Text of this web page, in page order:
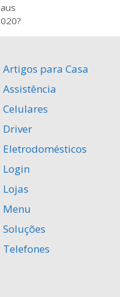
Artigos para Casa
Assistência
Celulares
Driver
Eletrodomésticos
Login
Lojas
Menu
Soluções
Telefones